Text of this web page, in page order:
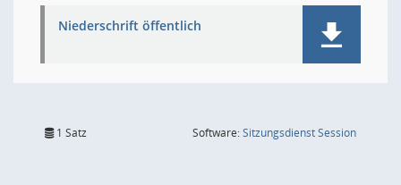
Niederschrift öffentlich
1 Satz Software:SitzungsdienstSession(Wird in